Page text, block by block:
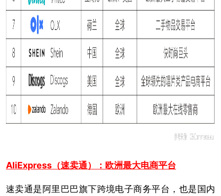
AliExpress（速卖通）：欧洲最大电商平台
速卖通是阿里巴巴旗下跨境电子商务平台，也是国内